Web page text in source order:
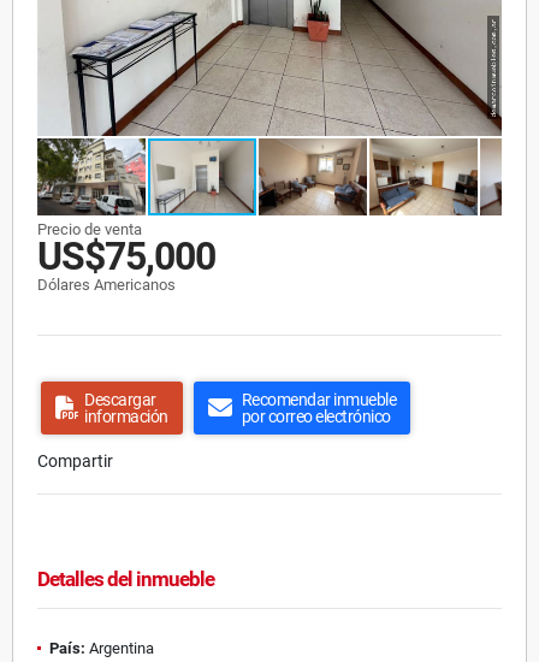
Precio de venta
US$75,000
Dólares Americanos
Descargar
información
Recomendar inmueble
por correo electrónico
Compartir
Detalles del inmueble
País: Argentina